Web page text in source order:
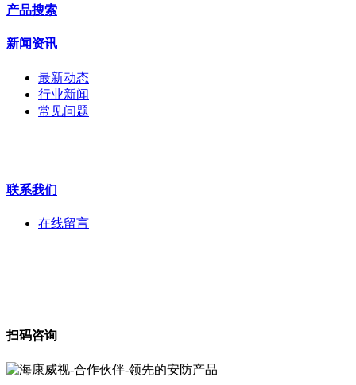
配件
拼接屏
安检门
工程宝
海康机器人
产品搜索
新闻资讯
最新动态
行业新闻
常见问题
联系我们
在线留言
扫码咨询